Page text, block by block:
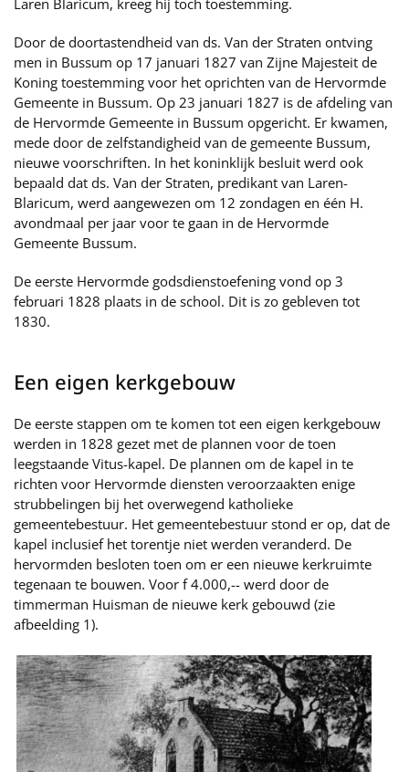
Laren Blaricum, kreeg hij toch toestemming.
Door de doortastendheid van ds. Van der Straten ontving
men in Bussum op 17 januari 1827 van Zijne Majesteit de
Koning toestemming voor het oprichten van de Hervormde
Gemeente in Bussum. Op 23 januari 1827 is de afdeling van
de Hervormde Gemeente in Bussum opgericht. Er kwamen,
mede door de zelfstandigheid van de gemeente Bussum,
nieuwe voorschriften. In het koninklijk besluit werd ook
bepaald dat ds. Van der Straten, predikant van Laren-
Blaricum, werd aangewezen om 12 zondagen en één H.
avondmaal per jaar voor te gaan in de Hervormde
Gemeente Bussum.
De eerste Hervormde godsdienstoefening vond op 3
februari 1828 plaats in de school. Dit is zo gebleven tot
1830.
Een eigen kerkgebouw
De eerste stappen om te komen tot een eigen kerkgebouw
werden in 1828 gezet met de plannen voor de toen
leegstaande Vitus-kapel. De plannen om de kapel in te
richten voor Hervormde diensten veroorzaakten enige
strubbelingen bij het overwegend katholieke
gemeentebestuur. Het gemeentebestuur stond er op, dat de
kapel inclusief het torentje niet werden veranderd. De
hervormden besloten toen om er een nieuwe kerkruimte
tegenaan te bouwen. Voor f 4.000,-- werd door de
timmerman Huisman de nieuwe kerk gebouwd (zie
afbeelding 1).